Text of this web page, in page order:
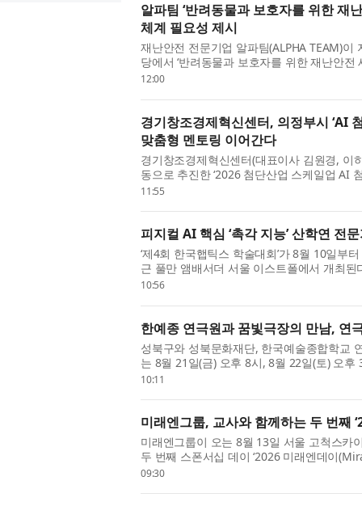
알파팀 ‘반려동물과 보호자를 위한 재
체계 필요성 제시
재난안전 전문기업 알파팀(ALPHA TEAM)
당에서 ‘반려동물과 보호자를 위한 재난안
동물이 함께 안전하게 대피하기 위한 실...
12:00
경기창조경제혁신센터, 의정부시 ‘AI
맞춤형 멘토링 이어간다
경기창조경제혁신센터(대표이사 김원경, 이
동으로 추진한 ‘2026 첨단산업 스케일업 AI
심화과정 마지막 회차를 끝으로 성공적...
11:55
피지컬 AI 핵심 ‘촉각 지능’ 산학연 전
‘제4회 한국햅틱스 학술대회’가 8월 10일부
근 풀만 앰배서더 서울 이스트폴에서 개최
과대학 기계·로봇·자동차공학부 양태헌 ...
10:56
한예종 연극원과 꿈빛극장의 만남, 연
성북구와 성북문화재단, 한국예술종합학교
는 8월 21일(금) 오후 8시, 8월 22일(토) 오후
랑스 극작가 야스미나 레자의 대표...
10:11
미래엔그룹, 교사와 함께하는 두 번째
미래엔그룹이 오는 8월 13일 서울 고척스카
두 번째 스폰서십 데이 ‘2026 미래엔데이
이는 초·중·고 교사와 동반 가족 약 3...
09:30